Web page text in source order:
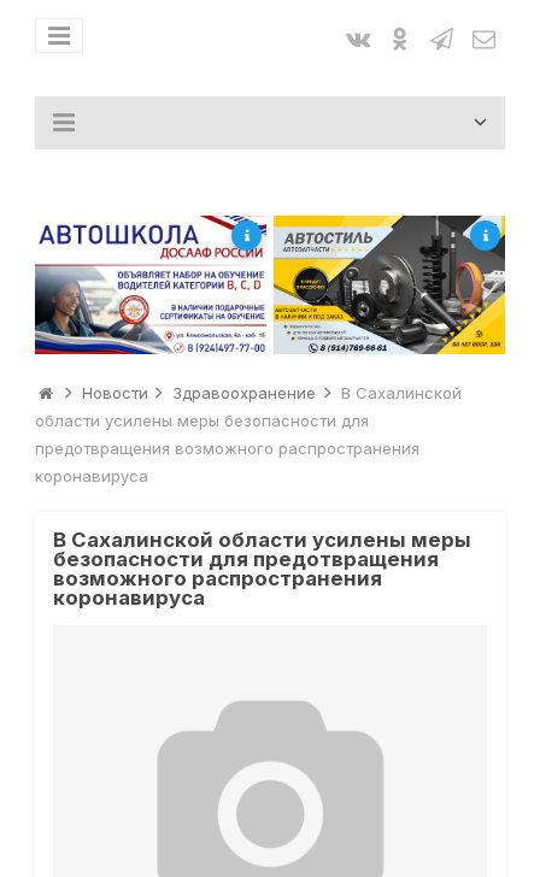
Новости Здравоохранение
В Сахалинской
области усилены меры безопасности для
предотвращения возможного распространения
коронавируса
В Сахалинской области усилены меры
безопасности для предотвращения
возможного распространения
коронавируса